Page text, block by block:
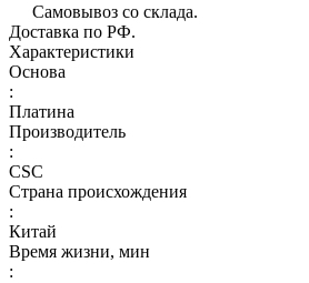
Самовывоз со склада.
Доставка по РФ.
Характеристики
Основа
:
Платина
Производитель
:
CSC
Страна происхождения
:
Китай
Время жизни, мин
: